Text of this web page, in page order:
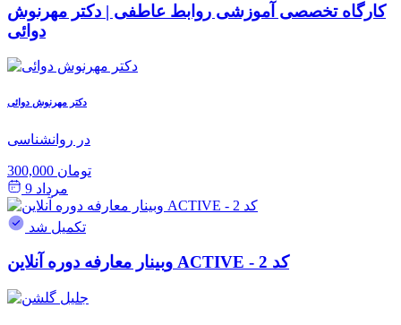
کارگاه تخصصی آموزشی روابط عاطفی | دکتر مهرنوش
دوائی
دکتر مهرنوش دوائی
در روانشناسی
300,000 تومان
مرداد 9
تکمیل شد
وبینار معارفه دوره آنلاین ACTIVE - کد 2